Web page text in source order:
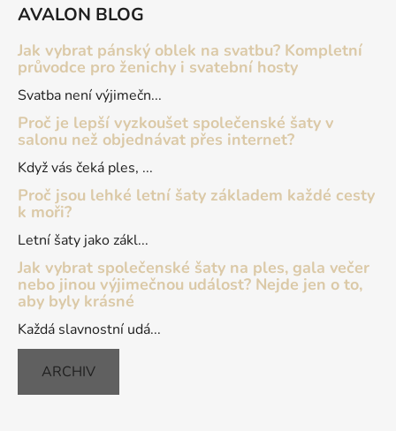
AVALON BLOG
Jak vybrat pánský oblek na svatbu? Kompletní
průvodce pro ženichy i svatební hosty
Svatba není výjimečn...
Proč je lepší vyzkoušet společenské šaty v
salonu než objednávat přes internet?
Když vás čeká ples, ...
Proč jsou lehké letní šaty základem každé cesty
k moři?
Letní šaty jako zákl...
Jak vybrat společenské šaty na ples, gala večer
nebo jinou výjimečnou událost? Nejde jen o to,
aby byly krásné
Každá slavnostní udá...
ARCHIV